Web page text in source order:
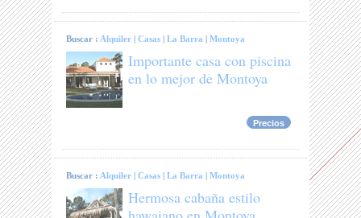
Buscar : Alquiler |Casas |La Barra |Montoya
Importante casa con piscina
en lo mejor de Montoya
Precios
Buscar : Alquiler |Casas |La Barra |Montoya
Hermosa cabaña estilo